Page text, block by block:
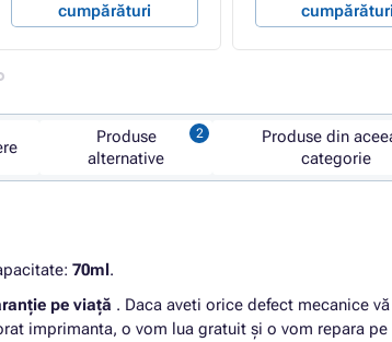
cumpărături
Produse
alternative
Produse din
categorie
70ml.
pe viață . Daca aveti orice defect mecanice
imprimanta, o vom lua gratuit și o vom repara